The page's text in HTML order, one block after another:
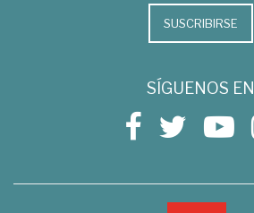
SUSCRIBIRSE
SÍGUENOS EN